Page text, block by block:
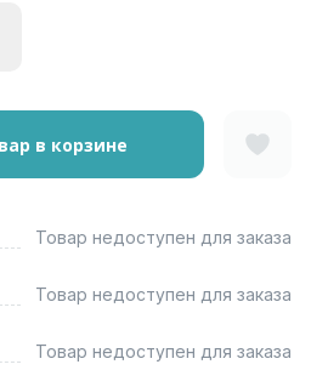
в корзине
Товар недоступен для заказа
Товар недоступен для заказа
Товар недоступен для заказа